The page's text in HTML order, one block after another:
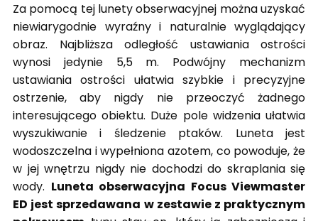
Za pomocą tej lunety obserwacyjnej można uzyskać
niewiarygodnie wyraźny i naturalnie wyglądający
obraz. Najbliższa odległość ustawiania ostrości
wynosi jedynie 5,5 m. Podwójny mechanizm
ustawiania ostrości ułatwia szybkie i precyzyjne
ostrzenie, aby nigdy nie przeoczyć żadnego
interesującego obiektu. Duże pole widzenia ułatwia
wyszukiwanie i śledzenie ptaków. Luneta jest
wodoszczelna i wypełniona azotem, co powoduje, że
w jej wnętrzu nigdy nie dochodzi do skraplania się
wody. Luneta obserwacyjna Focus Viewmaster
ED jest sprzedawana w zestawie z praktycznym